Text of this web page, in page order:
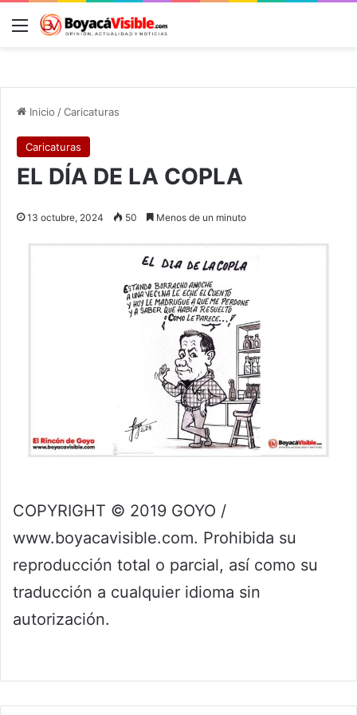
Menú
Inicio /Caricaturas
Caricaturas
EL DÍA DE LA COPLA
13 octubre, 2024 50 Menos de un minuto
COPYRIGHT © 2019 GOYO /
www.boyacavisible.com. Prohibida su
reproducción total o parcial, así como su
traducción a cualquier idioma sin
autorización.